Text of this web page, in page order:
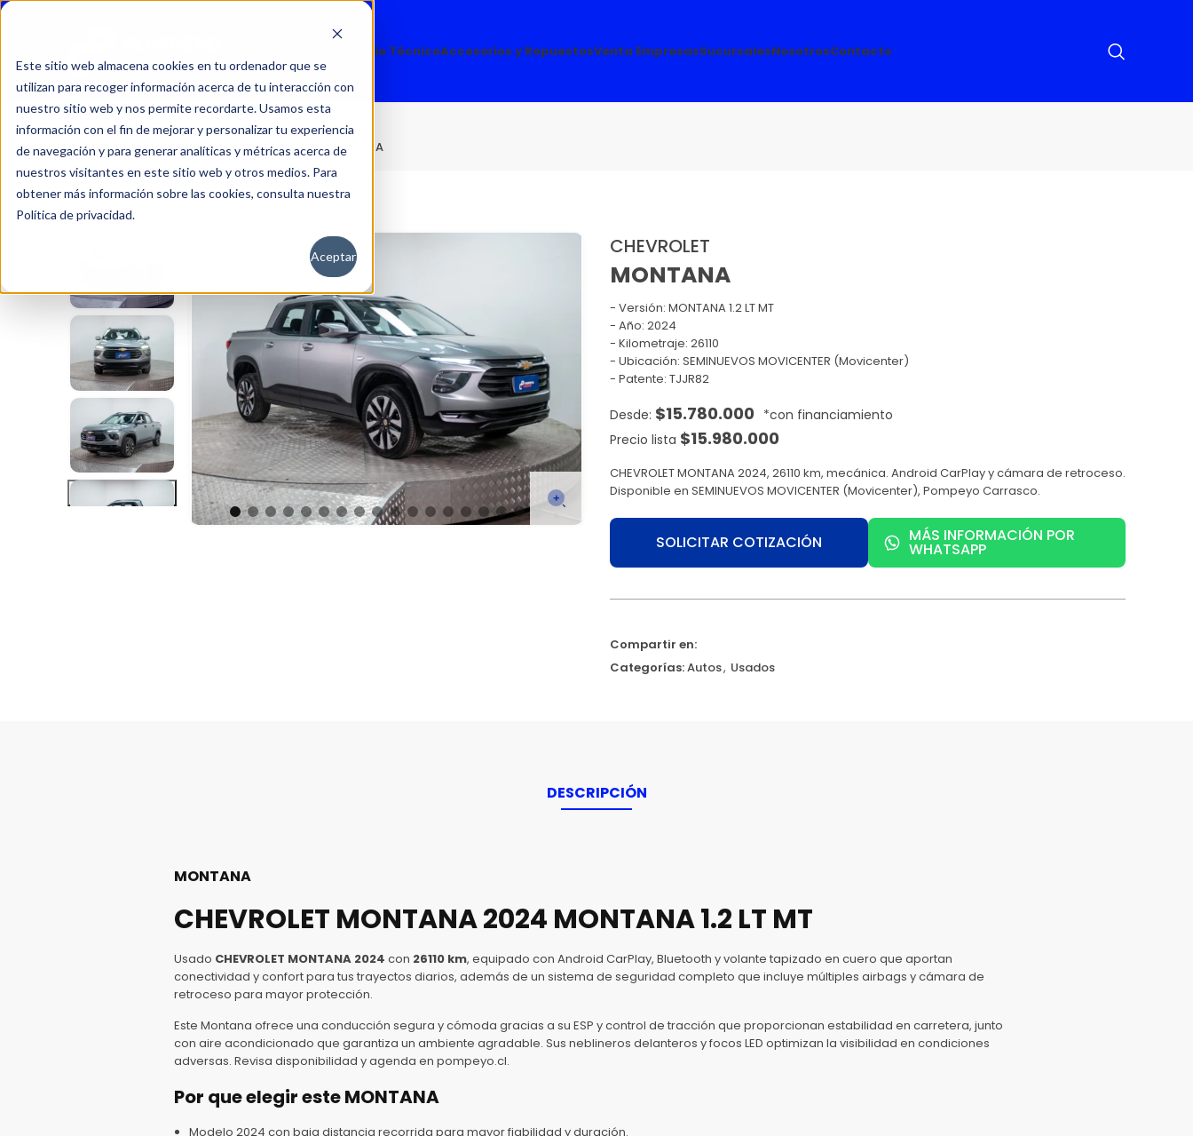
Este sitio web almacena cookies en tu ordenador que se
utilizan para recoger información acerca de tu interacción con
nuestro sitio web y nos permite recordarte. Usamos esta
información con el fin de mejorar y personalizar tu experiencia
de navegación y para generar analíticas y métricas acerca de
nuestros visitantes en este sitio web y otros medios. Para
obtener más información sobre las cookies, consulta nuestra
Política de privacidad.
Aceptar
Servicio TécnicoAccesorios y RepuestosVenta EmpresasSucursalesNosotrosContacto
Inicio Autos Usados CHEVROLET MONTANA
CHEVROLET
MONTANA
Versión: MONTANA 1.2 LT MT
Año: 2024
Kilometraje: 26110
Ubicación: SEMINUEVOS MOVICENTER (Movicenter)
Patente: TJJR82
$15.780.000
Precio lista $15.980.000
CHEVROLET MONTANA 2024, 26110 km, mecánica. Android CarPlay y cámara de retroceso.
Disponible en SEMINUEVOS MOVICENTER (Movicenter), Pompeyo Carrasco.
SOLICITAR COTIZACIÓN MÁS INFORMACIÓN POR
WHATSAPP
Compartir en:
Categorías:Autos, Usados
DESCRIPCIÓN
MONTANA
CHEVROLET MONTANA 2024 MONTANA 1.2 LT MT
Usado CHEVROLET MONTANA 2024 con 26110 km, equipado con Android CarPlay, Bluetooth y volante tapizado en cuero que aportan
conectividad y confort para tus trayectos diarios, además de un sistema de seguridad completo que incluye múltiples airbags y cámara de
retroceso para mayor protección.
Este Montana ofrece una conducción segura y cómoda gracias a su ESP y control de tracción que proporcionan estabilidad en carretera, junto
con aire acondicionado que garantiza un ambiente agradable. Sus neblineros delanteros y focos LED optimizan la visibilidad en condiciones
adversas. Revisa disponibilidad y agenda en pompeyo.cl.
Por que elegir este MONTANA
Modelo 2024 con baja distancia recorrida para mayor fiabilidad y duración.